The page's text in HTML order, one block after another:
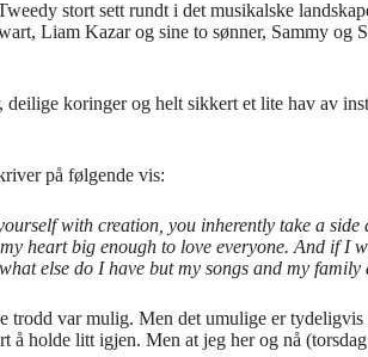
stort sett rundt i det musikalske
Liam Kazar og sine to sønner, Sammy og
koringer og helt sikkert et lite hav av
på følgende vis:
with creation, you inherently take a side
heart big enough to love everyone. And if I
else do I have but my songs and my family
trodd var mulig. Men det umulige er
å holde litt igjen. Men at jeg her og nå